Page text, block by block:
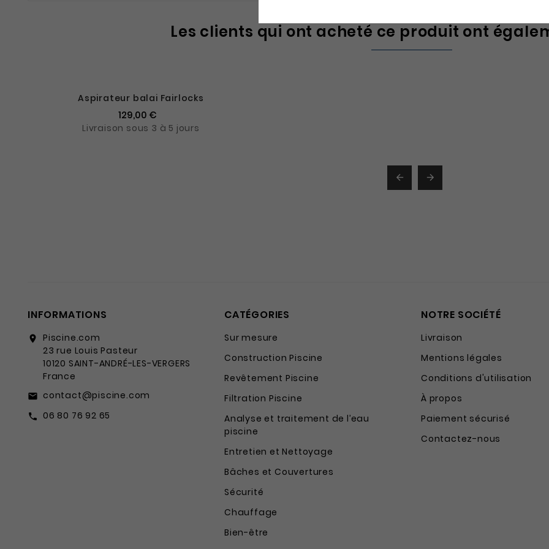
Les clients qui ont acheté ce produit ont
Aspirateur balai Fairlocks
129,00 €
Livraison sous 3 à 5 jours
 
INFORMATIONS
location_on
Piscine.com
23 rue Louis Pasteur
10120 SAINT-ANDRÉ-LES-VERGERS
France
email contact@piscine.com
call 06 80 76 92 65
CATÉGORIES
Sur mesure
Construction Piscine
Revêtement Piscine
Filtration Piscine
Analyse et traitement de l’eau
piscine
Entretien et Nettoyage
Bâches et Couvertures
Sécurité
Chauffage
Bien-être
NOTRE SOCIÉTÉ
Livraison
Mentions légales
Conditions d'utilisation
À propos
Paiement sécurisé
Contactez-nous